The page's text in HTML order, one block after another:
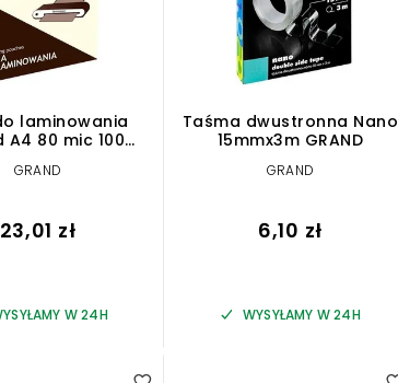
laminowania
A4 80 mic 100
GRAND
23,01 zł
W 24H
Taśma dwustronna Nano
15mmx3m GRAND
GRAND
6,10 zł
WYSYŁAMY W 24H